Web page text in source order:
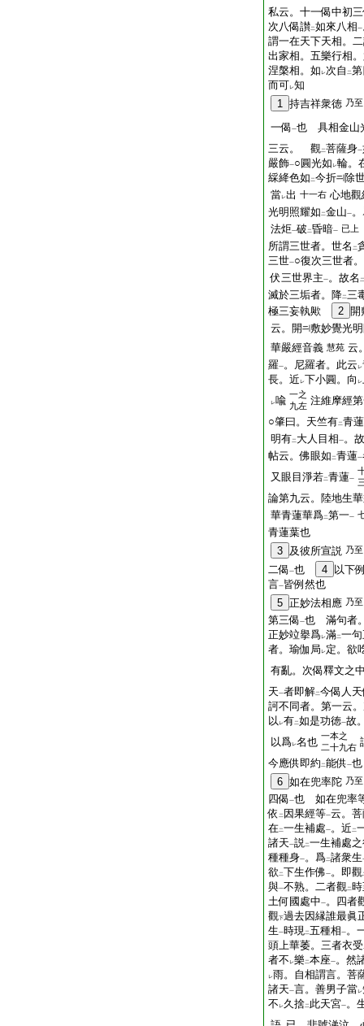
私云。十一偈中初
次八偈讃二如來八相一
謂一在天下天相。
出家相。五樂行相
涅槃相。如 レ次自 二
而可レ知
1 持吉祥衆徳 乃至
一偈一也 具相金山
三云。 觀二菩薩身一
嚴飾一○圓光如 レ輪。
綵絳色如 二今折
除
當レ出 十一右 心地觀
光明照耀如 二金山一
法炬一破 二昏暗一 已上
所謂三世者。世名 二
三世一○復次三世者
伏三世界主一。故名 二
滅於三垢者。降二三
極三妄執歟
2 開
云。開
敷妙覺光
華嚴經音義 慧苑 云
羅一。尼羅者。此云 レ
長。近 レ下小圓。向 レ
レ喩 一之
九左 注維摩經
○肇曰。天竺有二青
明有二 大人目相一。
帖云。佛眼如 二青蓮一
又眼目淨若二青蓮一
論第九云。陸地生
華青蓮華爲二第一一
青蓮葉也
3 及彼所宣説 乃至
二偈一也 4
以下
言一皆例然也
5 正妙法相應 乃至
第三偈一也 滿句者
正妙竝擧爲レ滿二一
者。瑜伽局 レ定。欲
有亂。次偈釋文之
天一者即解二今偈人
訶不同者。第一云
以 レ有二如是功徳一故
以爲レ名也 一本之
二十九右
今應供即約 二能供一也
6 如在兜率陀 乃至
四偈一也 如在兜率
依 二 因果經等一云。
在二一生補處一。近 二
諸天一説二一生補處
種種身一。爲二諸衆生
欲 二下生作佛一。即觀
與一不熟。二者觀二
土何國處中一。四者
觀下過去因縁誰最眞
生一時現二五種相一。
頭上華萎。三者衣受
者不 レ樂二本座一。然
レ雨。自相謂言。菩
諸天一言。善男子當レ
不 レ久捨二 此天宮一。